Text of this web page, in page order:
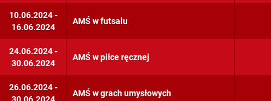
Pięciobój nowoczesny
Pływanie
Rugby
10.06.2024 -
16.06.2024
AMŚ w futsalu
24.06.2024 -
30.06.2024
AMŚ w piłce ręcznej
26.06.2024 -
AMŚ w grach umysłowych